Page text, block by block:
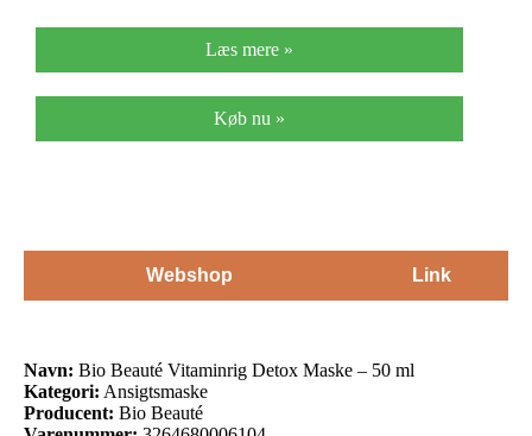
Læs mere »
Køb nu »
Webshop Link
Navn: Bio Beauté Vitaminrig Detox Maske – 50 ml
Kategori: Ansigtsmaske
Producent: Bio Beauté